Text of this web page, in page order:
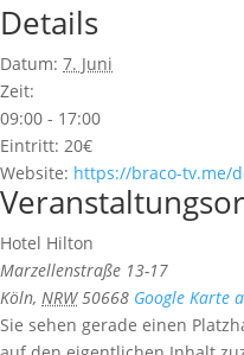
Details
Datum: 7. Juni
Zeit:
09:00 - 17:00
Eintritt: 20€
Website: https://braco-tv.me/
Hotel Hilton
Marzellenstraße 13-17
Köln, NRW 50668 Google Karte
Sie sehen gerade einen